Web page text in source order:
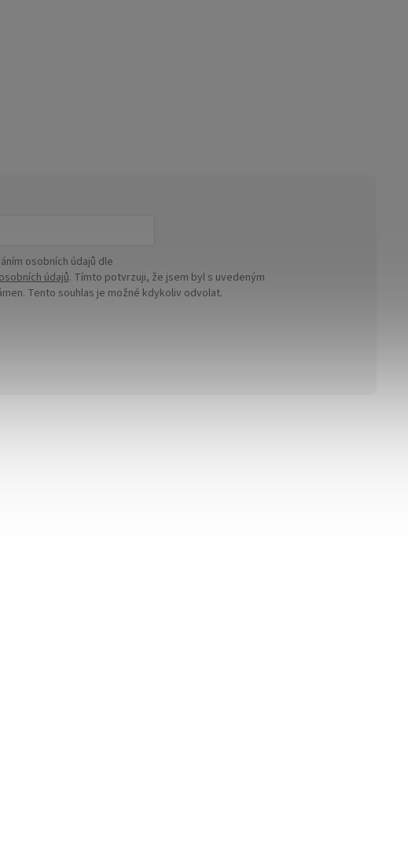
osobních údajů dle
údajů. Tímto potvrzuji, že jsem byl s uvedeným
Tento souhlas je možné kdykoliv odvolat.